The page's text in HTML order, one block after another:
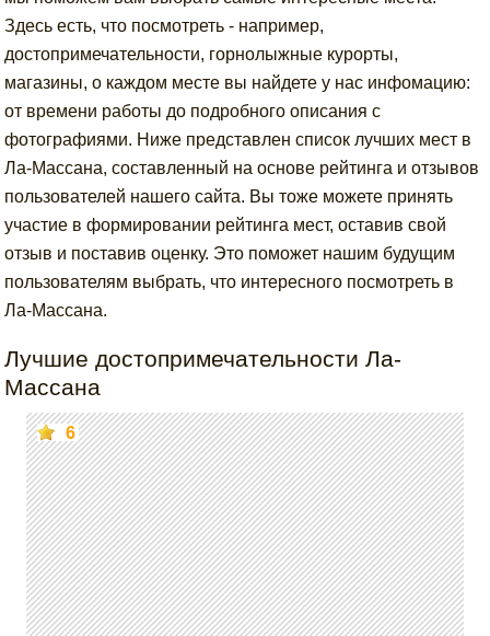
Здесь есть, что посмотреть - например,
достопримечательности, горнолыжные курорты,
магазины, о каждом месте вы найдете у нас инфомацию:
от времени работы до подробного описания с
фотографиями. Ниже представлен список лучших мест в
Ла-Массана, составленный на основе рейтинга и отзывов
пользователей нашего сайта. Вы тоже можете принять
участие в формировании рейтинга мест, оставив свой
отзыв и поставив оценку. Это поможет нашим будущим
пользователям выбрать, что интересного посмотреть в
Ла-Массана.
Лучшие достопримечательности Ла-
Массана
6